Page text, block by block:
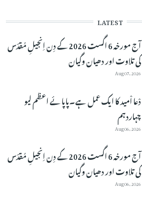
LATEST
آج مورخہ 6 اگست 2026 کے دِن اِنجیلِ مُقدّس
کی تلاوت اور دھیان وگیان
Aug 07, 2026
دْعا اْمید کا ایک عمل ہے۔پاپائے اعظم لیو
چہاردہم
Aug 06, 2026
آج مورخہ 6 اگست 2026 کے دِن اِنجیلِ مُقدّس
کی تلاوت اور دھیان وگیان
Aug 06, 2026